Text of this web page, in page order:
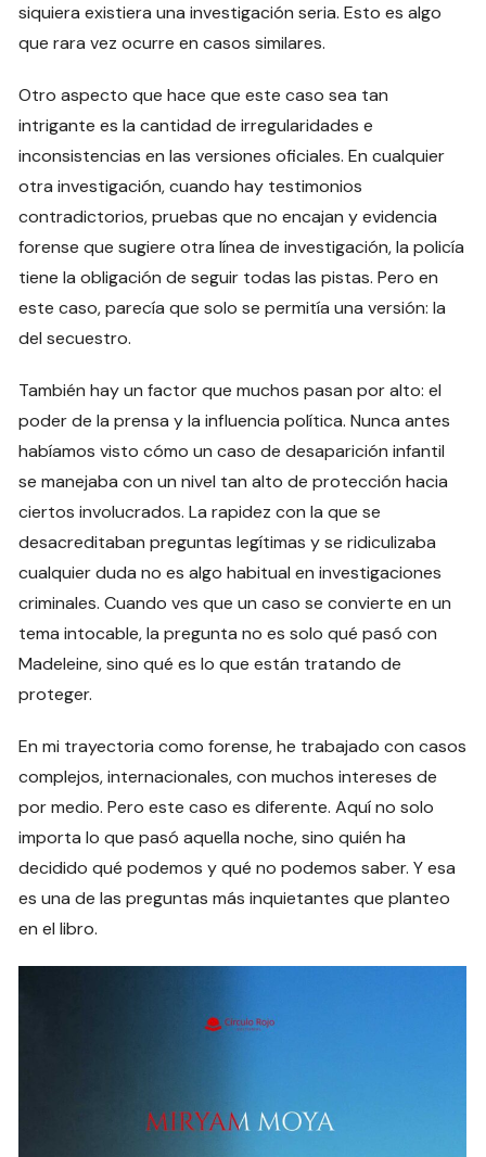
siquiera existiera una investigación seria. Esto es algo
que rara vez ocurre en casos similares.
Otro aspecto que hace que este caso sea tan
intrigante es la cantidad de irregularidades e
inconsistencias en las versiones oficiales. En cualquier
otra investigación, cuando hay testimonios
contradictorios, pruebas que no encajan y evidencia
forense que sugiere otra línea de investigación, la policía
tiene la obligación de seguir todas las pistas. Pero en
este caso, parecía que solo se permitía una versión: la
del secuestro.
También hay un factor que muchos pasan por alto: el
poder de la prensa y la influencia política. Nunca antes
habíamos visto cómo un caso de desaparición infantil
se manejaba con un nivel tan alto de protección hacia
ciertos involucrados. La rapidez con la que se
desacreditaban preguntas legítimas y se ridiculizaba
cualquier duda no es algo habitual en investigaciones
criminales. Cuando ves que un caso se convierte en un
tema intocable, la pregunta no es solo qué pasó con
Madeleine, sino qué es lo que están tratando de
proteger.
En mi trayectoria como forense, he trabajado con casos
complejos, internacionales, con muchos intereses de
por medio. Pero este caso es diferente. Aquí no solo
importa lo que pasó aquella noche, sino quién ha
decidido qué podemos y qué no podemos saber. Y esa
es una de las preguntas más inquietantes que planteo
en el libro.